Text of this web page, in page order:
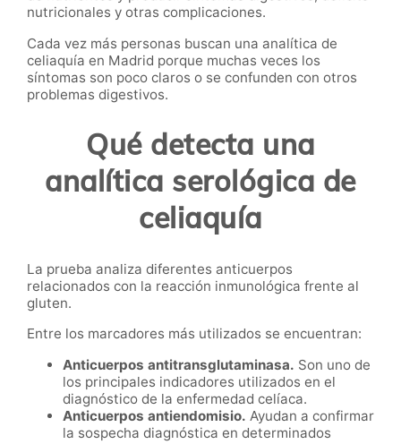
nutricionales y otras complicaciones.
Cada vez más personas buscan una analítica de
celiaquía en Madrid porque muchas veces los
síntomas son poco claros o se confunden con otros
problemas digestivos.
Qué detecta una
analítica serológica de
celiaquía
La prueba analiza diferentes anticuerpos
relacionados con la reacción inmunológica frente al
gluten.
Entre los marcadores más utilizados se encuentran:
Anticuerpos antitransglutaminasa. Son uno de
los principales indicadores utilizados en el
diagnóstico de la enfermedad celíaca.
Anticuerpos antiendomisio. Ayudan a confirmar
la sospecha diagnóstica en determinados